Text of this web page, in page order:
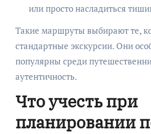
или просто насладиться
Такие маршруты выбирают те,
стандартные экскурсии. Они
популярны среди
аутентичность.
Что учесть при
планировании